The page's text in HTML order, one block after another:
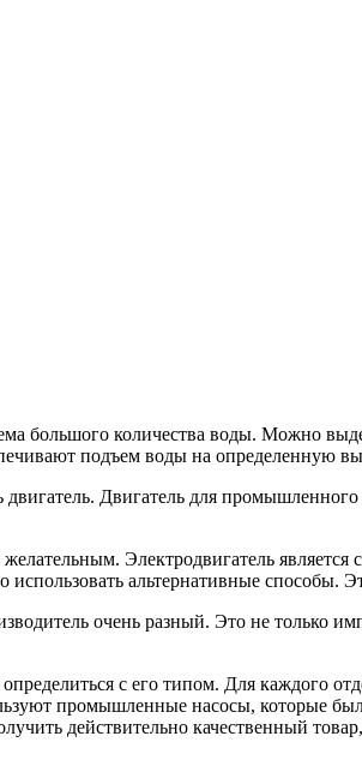
большого количества воды. Можно
подъем воды на определенную
Двигатель для
Электродвигатель
использовать альтернативные
очень разный. Это не только
с его типом. Для каждого
промышленные насосы, которые
действительно качественный